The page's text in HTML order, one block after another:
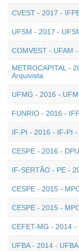
CVEST - 2017 -
UFSM - 2017 -
COMVEST - UFAM
METROCAPITAL -
Arquivista
UFMG - 2016 -
FUNRIO - 2016 -
IF-PI - 2016 - IF-PI -
CESPE - 2016 -
IF-SERTÃO - PE -
CESPE - 2015 -
CESPE - 2015 -
CEFET-MG - 2014 -
UFBA - 2014 -